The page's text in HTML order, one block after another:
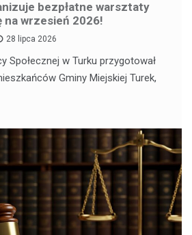
bezpłatne warsztaty
na wrzesień 2026!
28 lipca 2026
Społecznej w Turku przygotował
Gminy Miejskiej Turek,